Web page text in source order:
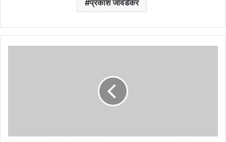
प्रकाश जावडेकर